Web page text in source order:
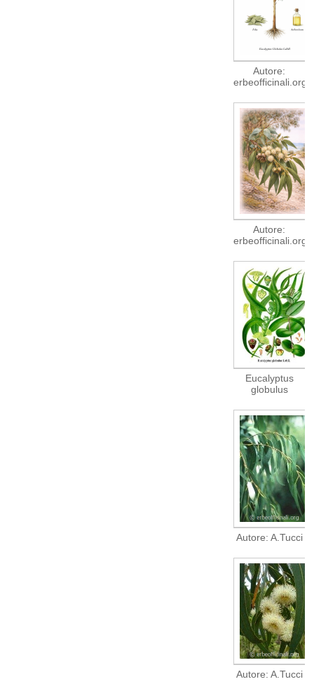
Autore:
erbeofficinali.org
Autore:
erbeofficinali.org
Eucalyptus
globulus
Autore: A.Tucci
Autore: A.Tucci